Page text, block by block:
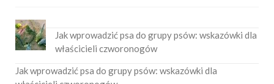
Jak wprowadzić psa do grupy psów: wskazówki dla
właścicieli czworonogów
Jak wprowadzić psa do grupy psów: wskazówki dla